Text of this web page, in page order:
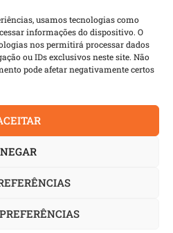
usamos tecnologias como
informações do dispositivo. O
nos permitirá processar dados
ou IDs exclusivos neste site. Não
pode afetar negativamente certos
NEGAR
ou parcial dos textos sem
autorização.